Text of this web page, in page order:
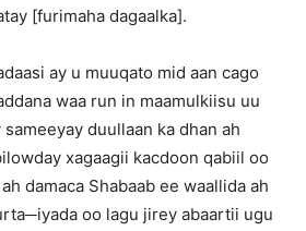
[furimaha dagaalka].
ay u muuqato mid aan cago
waa run in maamulkiisu uu
duullaan ka dhan ah
xagaagii kacdoon qabiil oo
damaca Shabaab ee waallida ah
oo lagu jirey abaartii ugu